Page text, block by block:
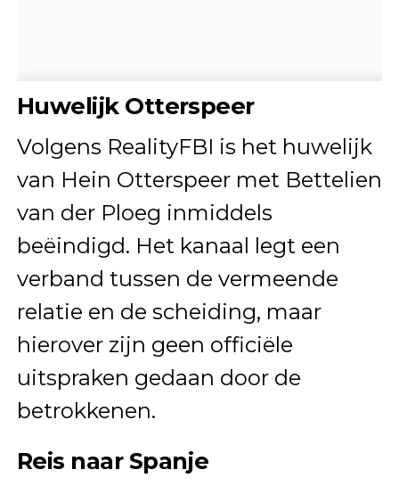
Huwelijk Otterspeer
Volgens RealityFBI is het huwelijk
van Hein Otterspeer met Bettelien
van der Ploeg inmiddels
beëindigd. Het kanaal legt een
verband tussen de vermeende
relatie en de scheiding, maar
hierover zijn geen officiële
uitspraken gedaan door de
betrokkenen.
Reis naar Spanje